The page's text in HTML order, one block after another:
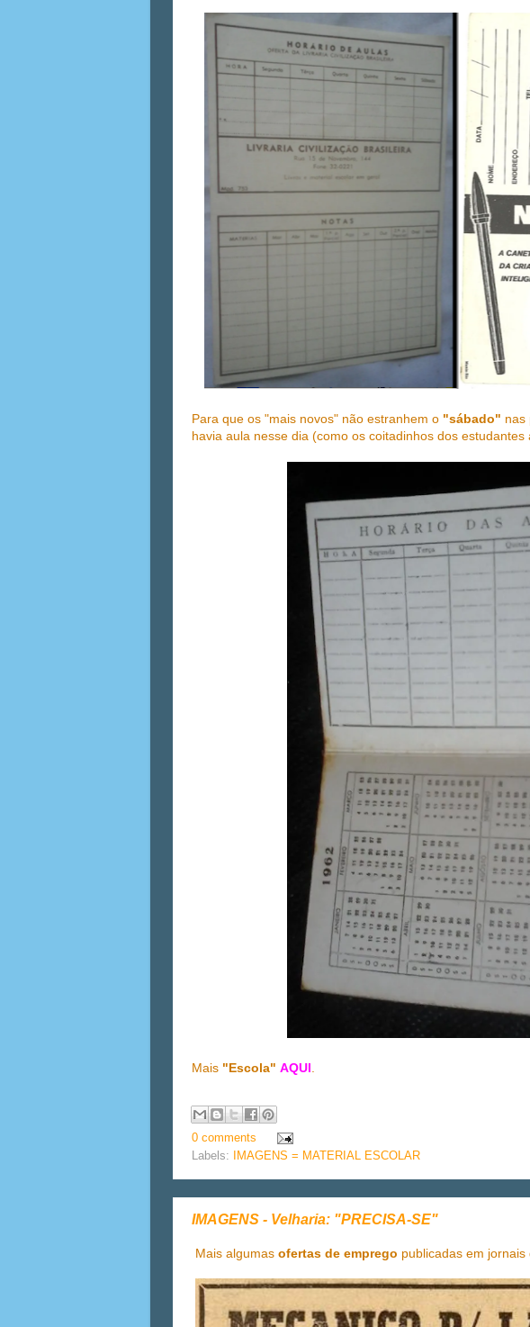
Para que os "mais novos" não estranhem o "sábado" nas
havia aula nesse dia (como os coitadinhos dos estudantes
Mais "Escola" AQUI.
0 comments
Labels:
IMAGENS = MATERIAL ESCOLAR
IMAGENS - Velharia: "PRECISA-SE"
Mais algumas ofertas de emprego publicadas em jornais